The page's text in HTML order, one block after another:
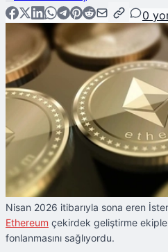
0
Nisan 2026 itibarıyla sona eren
Ethereum çekirdek geliştirme
fonlanmasını sağlıyordu.